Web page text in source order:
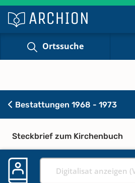
Ortssuche
Bestattungen 1968 - 1973
Steckbrief zum Kirchenbuch
Digitalisat anzeigen